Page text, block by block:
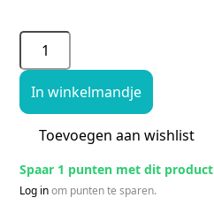
In winkelmandje
Toevoegen aan wishlist
Spaar 1 punten met dit product
Log inom punten te sparen.